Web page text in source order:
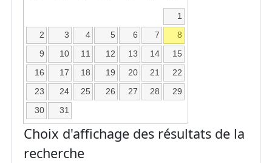
1
2
3 4 5 6 7
8
9
10 11 12 13 14
15
16
17 18 19 20 21
22
23
24 25 26 27 28
29
30
31
Choix d'affichage des résultats de la
recherche